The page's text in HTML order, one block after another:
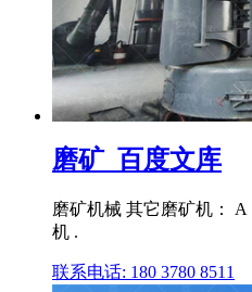
磨矿_百度文库
磨矿机械 其它磨矿机：
机 .
联系电话: 180 3780 8511